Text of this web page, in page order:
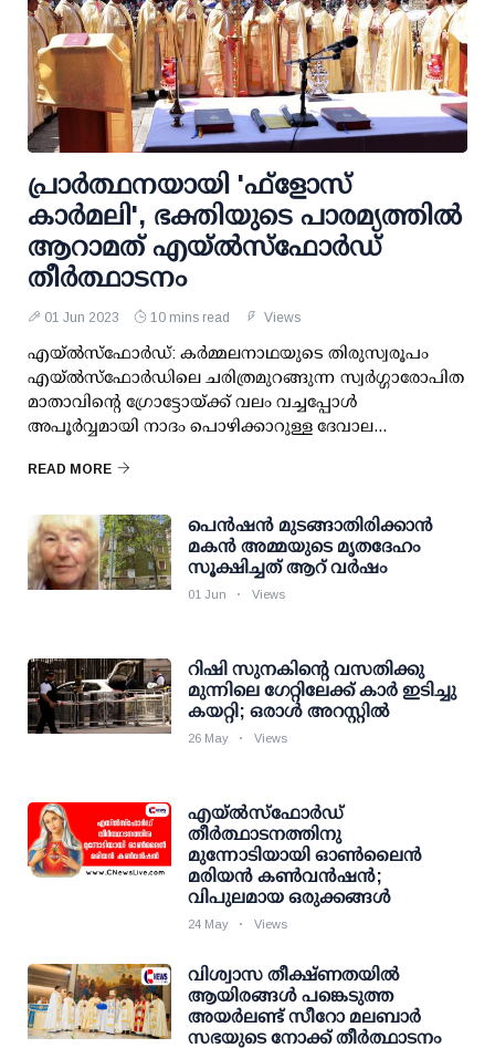
പ്രാർത്ഥനയായി 'ഫ്ളോസ്
കാർമലി', ഭക്തിയുടെ പാരമ്യത്തിൽ
ആറാമത് എയ്‌ൽസ്‌ഫോർഡ്
തീർത്ഥാടനം
01 Jun 2023 10 mins read Views
എയ്‌ൽസ്‌ഫോർഡ്: കർമ്മലനാഥയുടെ തിരുസ്വരൂപം
എയ്‌ൽസ്‌ഫോർഡിലെ ചരിത്രമുറങ്ങുന്ന സ്വർഗ്ഗാരോപിത
മാതാവിന്റെ ഗ്രോട്ടോയ്‌ക്ക്‌ വലം വച്ചപ്പോൾ
അപൂർവ്വമായി നാദം പൊഴിക്കാറുള്ള ദേവാല...
READ MORE
പെന്‍ഷന്‍ മുടങ്ങാതിരിക്കാന്‍
മകന്‍ അമ്മയുടെ മൃതദേഹം
സൂക്ഷിച്ചത് ആറ് വര്‍ഷം
01 Jun Views
റിഷി സുനകിന്റെ വസതിക്കു
മുന്നിലെ ഗേറ്റിലേക്ക് കാര്‍ ഇടിച്ചു
കയറ്റി; ഒരാള്‍ അറസ്റ്റില്‍
26 May Views
എയ്‌ൽസ്‌ഫോർഡ്
തീർത്ഥാടനത്തിനു
മുന്നോടിയായി ഓൺലൈൻ
മരിയൻ കൺവൻഷൻ;
വിപുലമായ ഒരുക്കങ്ങൾ
24 May Views
വിശ്വാസ തീക്ഷ്ണതയിൽ
ആയിരങ്ങൾ പങ്കെടുത്ത
അയർലണ്ട് സീറോ മലബാർ
സഭയുടെ നോക്ക് തീർത്ഥാടനം